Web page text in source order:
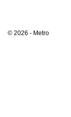
© 2026 - Metro